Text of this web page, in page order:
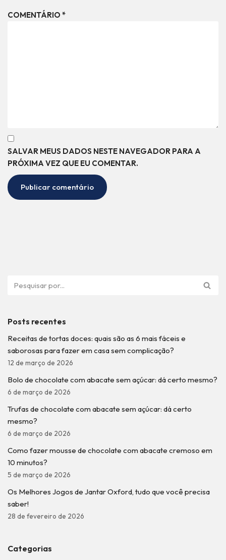
COMENTÁRIO *
SALVAR MEUS DADOS NESTE NAVEGADOR PARA A
PRÓXIMA VEZ QUE EU COMENTAR.
Posts recentes
Receitas de tortas doces: quais são as 6 mais fáceis e
saborosas para fazer em casa sem complicação?
12 de março de 2026
Bolo de chocolate com abacate sem açúcar: dá certo mesmo?
6 de março de 2026
Trufas de chocolate com abacate sem açúcar: dá certo
mesmo?
6 de março de 2026
Como fazer mousse de chocolate com abacate cremoso em
10 minutos?
5 de março de 2026
Os Melhores Jogos de Jantar Oxford, tudo que você precisa
saber!
28 de fevereiro de 2026
Categorias